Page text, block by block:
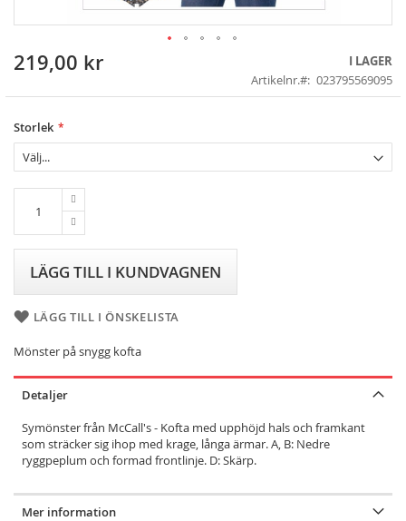
Skip
the
of
the
images
gallery
219,00 kr
I LAGER
Artikelnr.
023795569095
Storlek
LÄGG TILL I KUNDVAGNEN
LÄGG TILL I ÖNSKELISTA
Mönster på snygg kofta
Detaljer
Symönster från McCall's - Kofta med upphöjd hals och framkant
som sträcker sig ihop med krage, långa ärmar. A, B: Nedre
ryggpeplum och formad frontlinje. D: Skärp.
Mer information